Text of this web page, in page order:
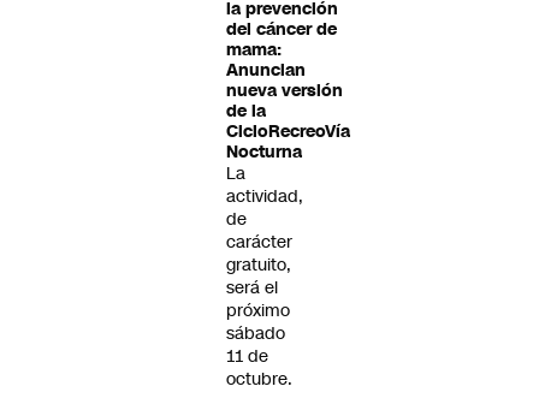
la prevención
del cáncer de
mama:
Anuncian
nueva versión
de la
CicloRecreoVía
Nocturna
La
actividad,
de
carácter
gratuito,
será el
próximo
sábado
11 de
octubre.